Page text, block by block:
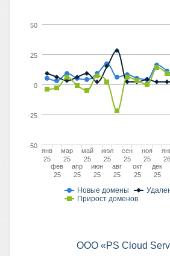
Новые домены
Прирост доменов
янв
25
фев
25
мар
25
апр
25
май
25
июн
25
июл
25
авг
25
сен
25
окт
25
ноя
25
дек
25
26
0
-50
-25
25
50
ООО «PS Cloud